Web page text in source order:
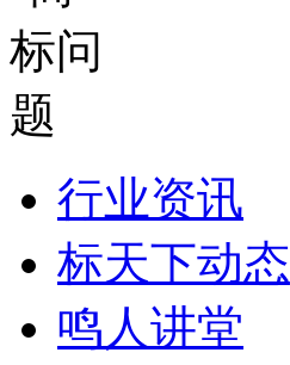
行业资讯
标天下动态
鸣人讲堂